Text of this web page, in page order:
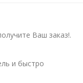
Ваш заказ!.
и быстро